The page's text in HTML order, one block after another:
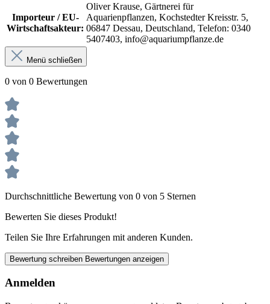
Importeur / EU-
Wirtschaftsakteur:
Oliver Krause, Gärtnerei für
Aquarienpflanzen, Kochstedter Kreisstr. 5,
06847 Dessau, Deutschland, Telefon: 0340
5407403, info@aquariumpflanze.de
Menü schließen
0 von 0 Bewertungen
Durchschnittliche Bewertung von 0 von 5 Sternen
Bewerten Sie dieses Produkt!
Teilen Sie Ihre Erfahrungen mit anderen Kunden.
Bewertung schreiben Bewertungen anzeigen
Anmelden